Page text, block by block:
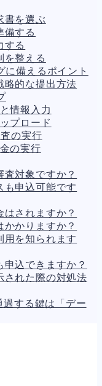
書を選ぶ
備する
する
を整える
に備えるポイント
略的な提出方法
情報入力
プロード
の実行
の実行
対象ですか？
も申込可能です
されますか？
かりますか？
用を知られます
込できますか？
された際の対処法
過する鍵は「デー